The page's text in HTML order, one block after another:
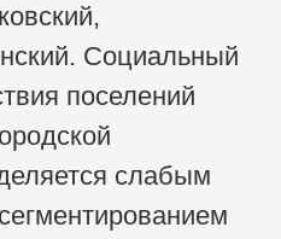
Социальный
поселений
слабым